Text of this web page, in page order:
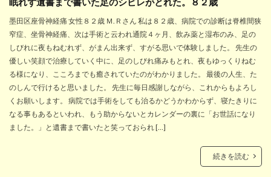
墨田区座骨神経痛 女性８２歳 Ｍ.Ｒさん 私は８２歳、病院での診断は脊椎間狭
窄症、坐骨神経痛、次は手術と云われ通院４ヶ月、飲み薬と湿布のみ、足の
しびれに夜もねむれず、がまん出来ず、すがる思いで体験しました。 先生の
優しい笑顔で治療していく中に、足のしびれ痛みもとれ、夜もゆっくりねむ
る様になり、こころまでも癒されていたのがわかりました。 最後の人生、た
のしんで行けると思いました。 先生に毎日感謝しながら、これからもよろし
くお願いします。 病院では手術をしても治るかどうかわからず、寝たきりに
なる事もあるといわれ、もう助からないとカレンダーの裏に「お世話になり
ました。」と遺書まで書いたと笑っておられ […]
続きを読む